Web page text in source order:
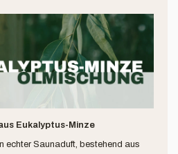
Eukalyptus-Minze
echter Saunaduft, bestehend aus